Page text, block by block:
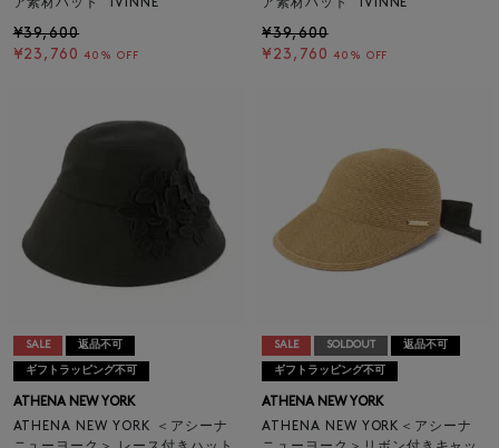
ア素材ハット "IVINNE"
¥39,600
¥23,760 40% OFF
ア素材ハット "IVINNE"
¥39,600
¥23,760 40% OFF
SALE 返品不可
ギフトラッピング不可
ATHENA NEW YORK
ATHENA NEW YORK ＜アシーナ
SALE SOLDOUT 返品不可
ギフトラッピング不可
ATHENA NEW YORK
ATHENA NEW YORK＜アシーナ